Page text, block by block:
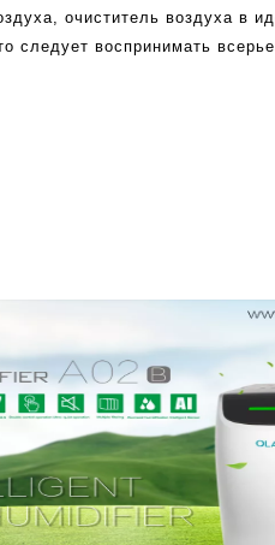
очиститель воздуха в
следует воспринимать
воздуха делают CL